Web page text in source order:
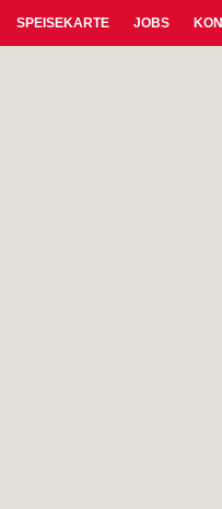
SPEISEKARTE JOBS